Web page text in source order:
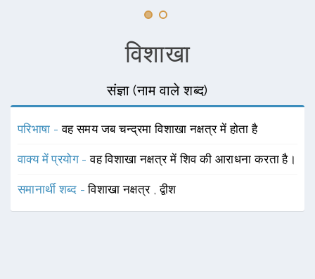
विशाखा
संज्ञा (नाम वाले शब्द)
परिभाषा -वह समय जब चन्द्रमा विशाखा नक्षत्र में होता है
वाक्य में प्रयोग -वह विशाखा नक्षत्र में शिव की आराधना करता है।
समानार्थी शब्द -विशाखा नक्षत्र ,द्वीश